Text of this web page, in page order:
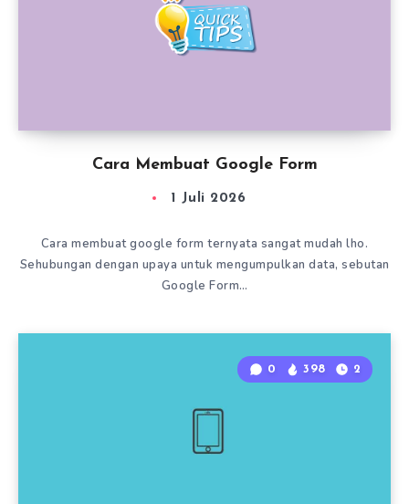
Cara Membuat Google Form
1 Juli 2026
Cara membuat google form ternyata sangat mudah lho.
Sehubungan dengan upaya untuk mengumpulkan data, sebutan
Google Form…
0 398 2